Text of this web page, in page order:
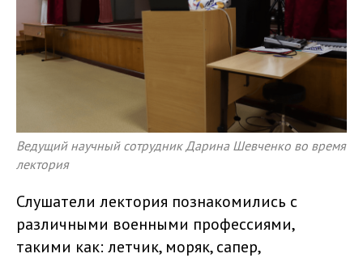
Ведущий научный сотрудник Дарина Шевченко во время
лектория
Слушатели лектория познакомились с
различными военными профессиями,
такими как: летчик, моряк, сапер,